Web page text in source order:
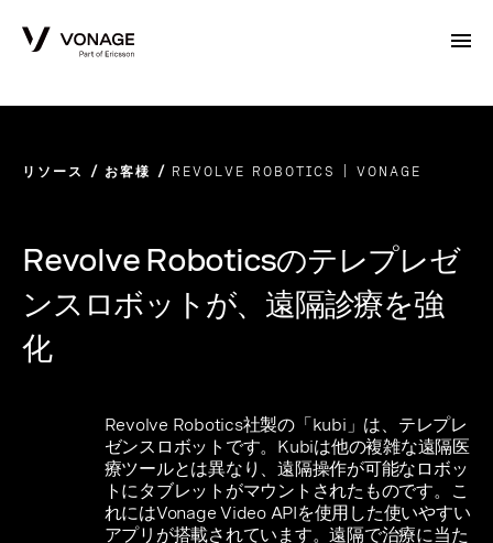
リソース お客様 REVOLVE ROBOTICS | VONAGE
Revolve Roboticsのテレプレゼ
ンスロボットが、遠隔診療を強
化
Revolve Robotics社製の「kubi」は、テレプレ
ゼンスロボットです。Kubiは他の複雑な遠隔医
療ツールとは異なり、遠隔操作が可能なロボッ
トにタブレットがマウントされたものです。こ
れにはVonage Video APIを使用した使いやすい
アプリが搭載されています。遠隔で治療に当た